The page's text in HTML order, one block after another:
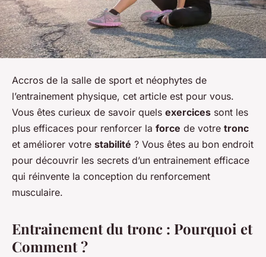
Accros de la salle de sport et néophytes de
l’entrainement physique, cet article est pour vous.
Vous êtes curieux de savoir quels exercices sont les
plus efficaces pour renforcer la force de votre tronc
et améliorer votre stabilité ? Vous êtes au bon endroit
pour découvrir les secrets d’un entrainement efficace
qui réinvente la conception du renforcement
musculaire.
Entrainement du tronc : Pourquoi et
Comment ?